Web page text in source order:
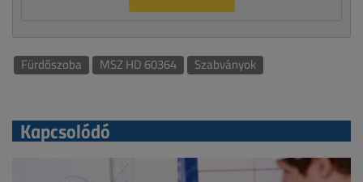
Fürdőszoba MSZ HD 60364 Szabványok
Kapcsolódó